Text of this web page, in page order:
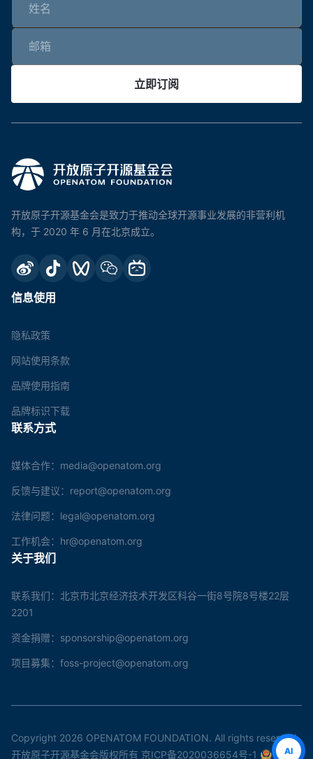
立即订阅
开放原子开源基金会是致力于推动全球开源事业发展的非营利机
构，于 2020 年 6 月在北京成立。
信息使用
隐私政策
网站使用条款
品牌使用指南
品牌标识下载
联系方式
媒体合作：media@openatom.org
反馈与建议：report@openatom.org
法律问题：legal@openatom.org
工作机会：hr@openatom.org
关于我们
联系我们：北京市北京经济技术开发区科谷一街8号院8号楼22层
2201
资金捐赠：sponsorship@openatom.org
项目募集：foss-project@openatom.org
Copyright 2026 OPENATOM FOUNDATION. All rights reserved.
开放原子开源基金会版权所有 京ICP备2020036654号-1 京公
AI